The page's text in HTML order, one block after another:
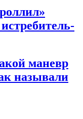
маневр
называли